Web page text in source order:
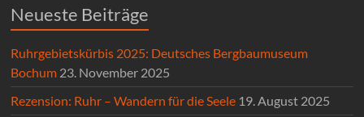
Neueste Beiträge
Ruhrgebietskürbis 2025: Deutsches Bergbaumuseum
Bochum 23. November 2025
Rezension: Ruhr – Wandern für die Seele 19. August 2025